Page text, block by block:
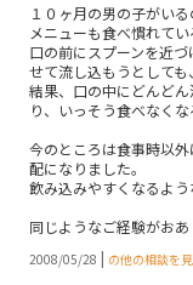
１０ヶ月の男の子がい
メニューも食べ慣れて
口の前にスプーンを近
せて流し込もうとしても
結果、口の中にどんど
り、いっそう食べなくな
今のところは食事時以
配になりました。
飲み込みやすくなるよ
同じようなご経験がお
2008/05/28 | の他の相談を